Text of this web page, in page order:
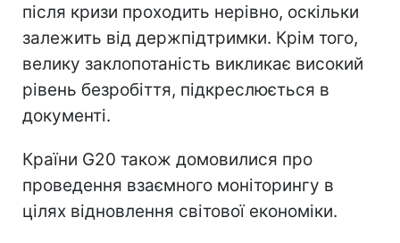
після кризи проходить нерівно, оскільки
залежить від держпідтримки. Крім того,
велику заклопотаність викликає високий
рівень безробіття, підкреслюється в
документі.
Країни G20 також домовилися про
проведення взаємного моніторингу в
цілях відновлення світової економіки.